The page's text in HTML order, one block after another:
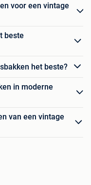
voor een vintage
beste
het beste?
in moderne
van een vintage